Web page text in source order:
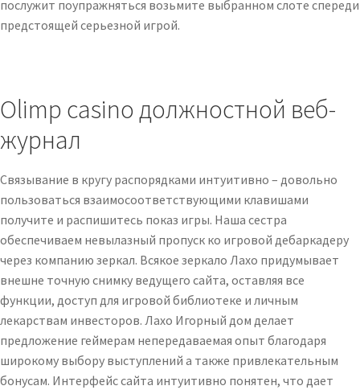
послужит поупражняться возьмите выбранном слоте спереди
предстоящей серьезной игрой.
Olimp casino должностной веб-
журнал
Связывание в кругу распорядками интуитивно – довольно
пользоваться взаимосоответствующими клавишами
получите и распишитесь показ игры. Наша сестра
обеспечиваем невылазный пропуск ко игровой дебаркадеру
через компанию зеркал. Всякое зеркало Лахо придумывает
внешне точную снимку ведущего сайта, оставляя все
функции, доступ для игровой библиотеке и личным
лекарствам инвесторов. Лахо Игорный дом делает
предложение геймерам непередаваемая опыт благодаря
широкому выбору выступлений а также привлекательным
бонусам. Интерфейс сайта интуитивно понятен, что дает